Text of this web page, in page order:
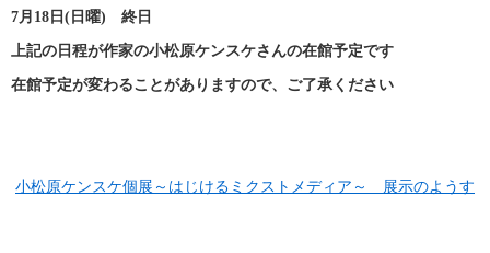
7月18日(日曜)　終日
上記の日程が作家の小松原ケンスケさんの在館予定です
在館予定が変わることがありますので、ご了承ください
小松原ケンスケ個展～はじけるミクストメディア～　展示のようす